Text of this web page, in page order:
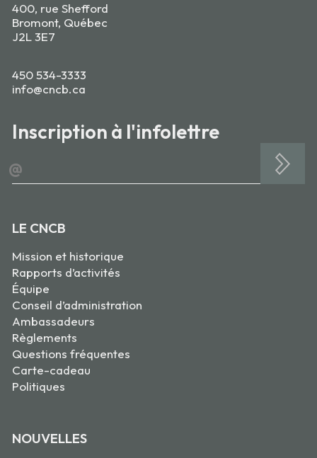
400, rue Shefford
Bromont, Québec
J2L 3E7
450 534-3333
info@cncb.ca
Inscription à l'infolettre
@
LE CNCB
Mission et historique
Rapports d’activités
Équipe
Conseil d’administration
Ambassadeurs
Règlements
Questions fréquentes
Carte-cadeau
Politiques
NOUVELLES